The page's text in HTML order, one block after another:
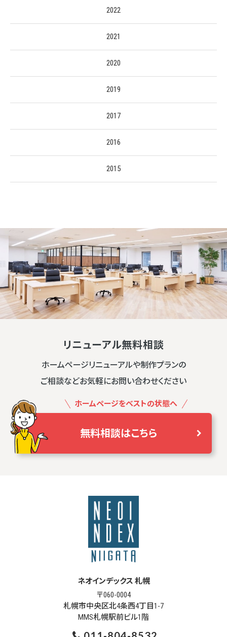
2022
2021
2020
2019
2017
2016
2015
リニューアル無料相談
ホームページリニューアルや制作プランの
ご相談などお気軽にお問い合わせください
ホームページをベストの状態へ
無料相談はこちら
ネオインデックス 札幌
〒060-0004
札幌市中央区北4条西4丁目1-7
MMS札幌駅前ビル1階